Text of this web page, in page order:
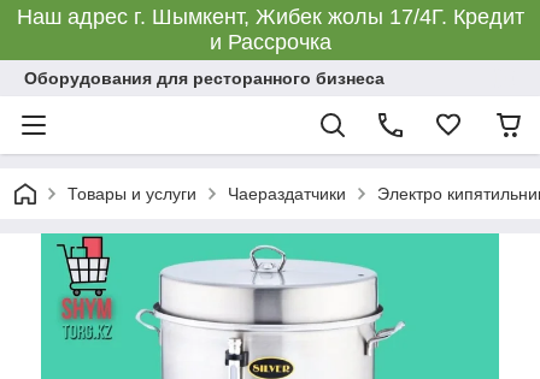
Наш адрес г. Шымкент, Жибек жолы 17/4Г. Кредит
и Рассрочка
Оборудования для ресторанного бизнеса
Товары и услуги Чаераздатчики Электро